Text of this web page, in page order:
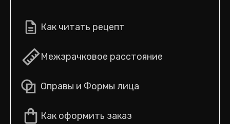
Как читать рецепт
Межзрачковое расстояние
Оправы и Формы лица
Как оформить заказ